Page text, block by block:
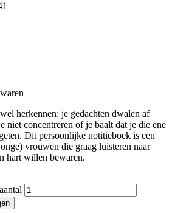
herkennen: je gedachten dwalen af
niet concentreren of je baalt dat je die ene
Dit persoonlijke notitieboek is een
vrouwen die graag luisteren naar
hart willen bewaren.